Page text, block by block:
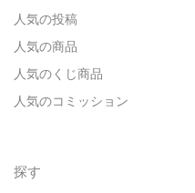
人気の投稿
人気の商品
人気のくじ商品
人気のコミッション
探す